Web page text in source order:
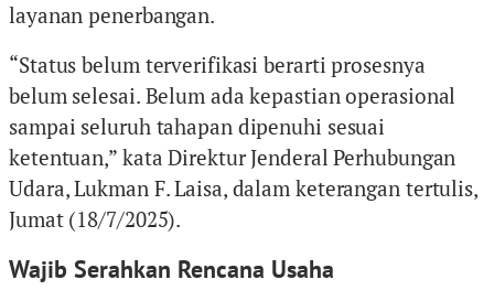
layanan penerbangan.
“Status belum terverifikasi berarti prosesnya
belum selesai. Belum ada kepastian operasional
sampai seluruh tahapan dipenuhi sesuai
ketentuan,” kata Direktur Jenderal Perhubungan
Udara, Lukman F. Laisa, dalam keterangan tertulis,
Jumat (18/7/2025).
Wajib Serahkan Rencana Usaha